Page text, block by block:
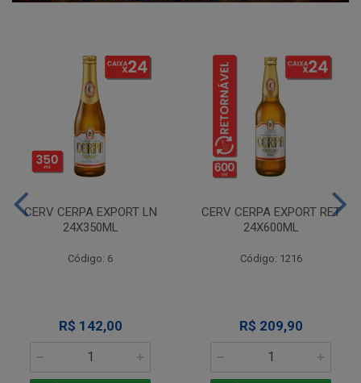
CERV CERPA EXPORT LN
24X350ML
Código: 6
R$ 142,00
CERV CERPA EXPORT RET
24X600ML
Código: 1216
R$ 209,90